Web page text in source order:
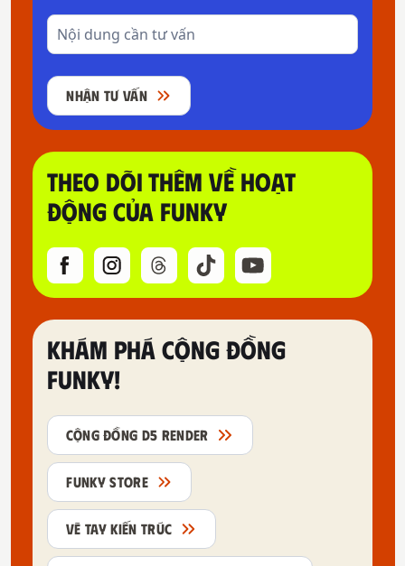
NHẬN TƯ VẤN
THEO DÕI THÊM VỀ HOẠT
ĐỘNG CỦA FUNKY
KHÁM PHÁ CỘNG ĐỒNG
FUNKY!
CỘNG ĐỒNG D5 RENDER
FUNKY STORE
VẼ TAY KIẾN TRÚC